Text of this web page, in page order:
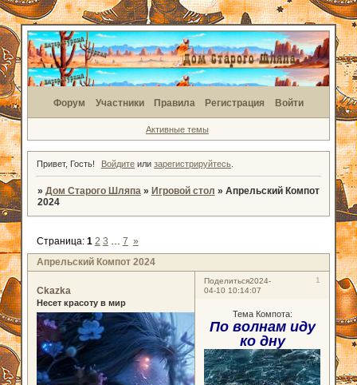
Форум Участники Правила Регистрация Войти
Активные темы
Привет, Гость! Войдите илизарегистрируйтесь
» Дом Старого Шляпа » Игровой стол » Апрельский Компот
2024
Апрельский Компот 2024
Страница: 1 2 3 … 7 »
Поделиться 1
2024-
04-10 10:14:07
Ckazka
Несет красоту в мир
Тема Компота:
По волнам иду
ко дну